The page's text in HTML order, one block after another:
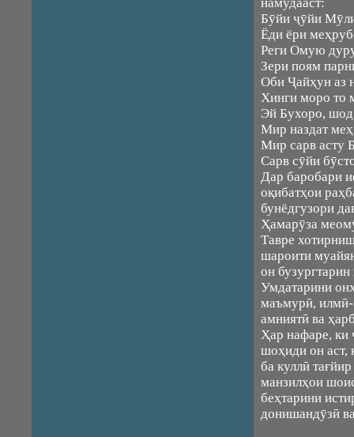
намудааст:
Бӯйи ҷӯйи
Ёди ёри
Реги Омую
Зери поям
Оби Ҷайҳун аз
Хинги моро то
Эй Бухоро,
Мир наздат
Мир сарв асту
Сарв сӯйи
Дар баробари
оқибатҳои
бунёдгузори
Ҳамарӯза
Тавре
шароити
он
Умдатарини
маъмурӣ, илмӣ-
амниятӣ ва
Ҳар нафаре, ки
шоҳиди он аст,
ба куллӣ
манзилҳои
беҳтарини
донишандӯзӣ